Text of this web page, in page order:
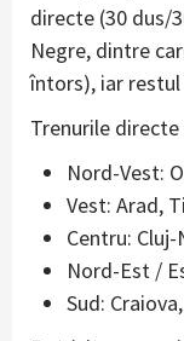
directe (30 dus/
Negre, dintre
întors), iar
Trenurile
Nord-Vest:
Vest: Arad,
Centru:
Nord-Est /
Sud: